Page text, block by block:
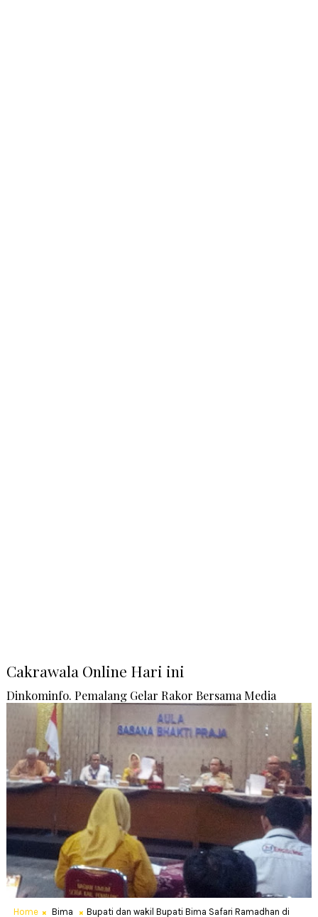
Cakrawala Online Hari ini
Dinkominfo. Pemalang Gelar Rakor Bersama Media
Home Bima
Bupati dan wakil Bupati Bima Safari Ramadhan di